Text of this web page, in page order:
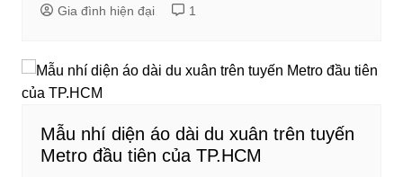
Gia đình hiện đại 1
Mẫu nhí diện áo dài du xuân trên tuyến
Metro đầu tiên của TP.HCM